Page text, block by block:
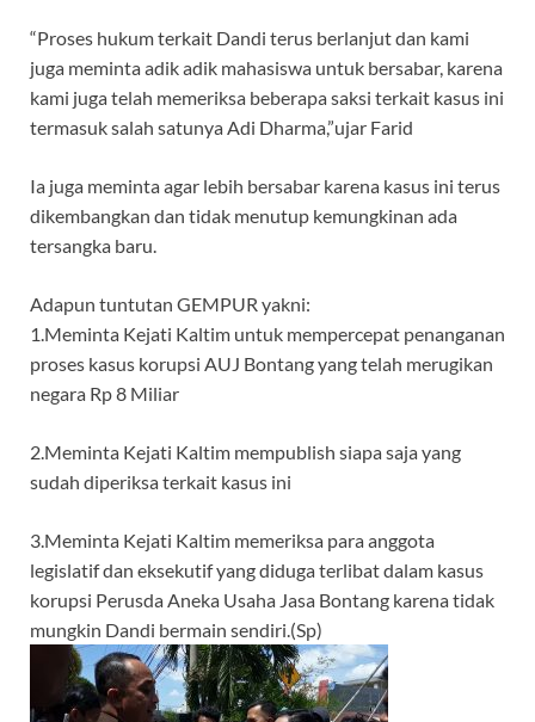
“Proses hukum terkait Dandi terus berlanjut dan kami
juga meminta adik adik mahasiswa untuk bersabar, karena
kami juga telah memeriksa beberapa saksi terkait kasus ini
termasuk salah satunya Adi Dharma,”ujar Farid
Ia juga meminta agar lebih bersabar karena kasus ini terus
dikembangkan dan tidak menutup kemungkinan ada
tersangka baru.
Adapun tuntutan GEMPUR yakni:
1.Meminta Kejati Kaltim untuk mempercepat penanganan
proses kasus korupsi AUJ Bontang yang telah merugikan
negara Rp 8 Miliar
2.Meminta Kejati Kaltim mempublish siapa saja yang
sudah diperiksa terkait kasus ini
3.Meminta Kejati Kaltim memeriksa para anggota
legislatif dan eksekutif yang diduga terlibat dalam kasus
korupsi Perusda Aneka Usaha Jasa Bontang karena tidak
mungkin Dandi bermain sendiri.(Sp)